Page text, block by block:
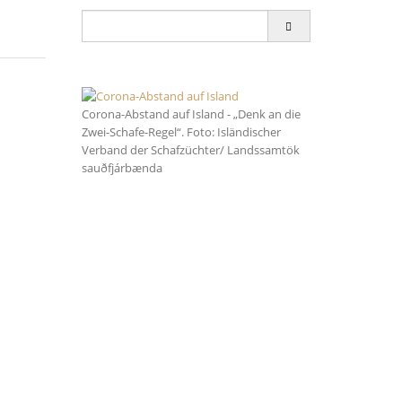
Corona-Abstand auf Island - „Denk an die
Zwei-Schafe-Regel“. Foto: Isländischer
Verband der Schafzüchter/ Landssamtök
sauðfjárbænda